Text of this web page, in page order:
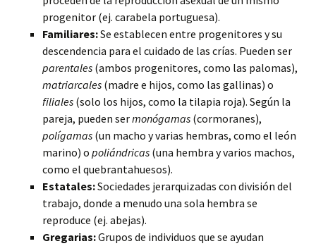
progenitor (ej. carabela portuguesa).
Familiares:Se establecen entre progenitores y su
descendencia para el cuidado de las crías. Pueden ser
parentales (ambos progenitores, como las palomas),
matriarcales (madre e hijos, como las gallinas) o
filiales (solo los hijos, como la tilapia roja). Según la
pareja, pueden sermonógamas (cormoranes),
polígamas (un macho y varias hembras, como el león
marino) o poliándricas (una hembra y varios machos,
como el quebrantahuesos).
Estatales:Sociedades jerarquizadas con división del
trabajo, donde a menudo una sola hembra se
reproduce (ej. abejas).
Gregarias:Grupos de individuos que se ayudan